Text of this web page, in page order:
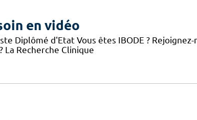
en vidéo
Diplômé d'Etat Vous êtes IBODE ? Rejoignez-
La Recherche Clinique